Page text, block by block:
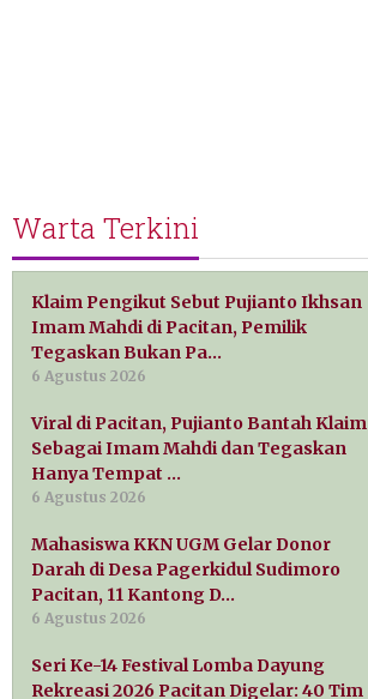
Warta Terkini
Klaim Pengikut Sebut Pujianto Ikhsan
Imam Mahdi di Pacitan, Pemilik
Tegaskan Bukan Pa…
6 Agustus 2026
Viral di Pacitan, Pujianto Bantah Klaim
Sebagai Imam Mahdi dan Tegaskan
Hanya Tempat …
6 Agustus 2026
Mahasiswa KKN UGM Gelar Donor
Darah di Desa Pagerkidul Sudimoro
Pacitan, 11 Kantong D…
6 Agustus 2026
Seri Ke-14 Festival Lomba Dayung
Rekreasi 2026 Pacitan Digelar: 40 Tim